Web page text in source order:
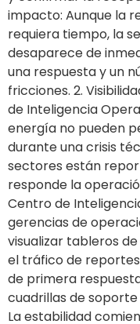
impacto: Aunque la
requiera tiempo, la
desaparece de
una respuesta y un
fricciones. 2.
de Inteligencia
energía no pueden
durante una crisis
sectores están
responde la
Centro de
gerencias de
visualizar tableros
el tráfico de
de primera
cuadrillas de
La estabilidad